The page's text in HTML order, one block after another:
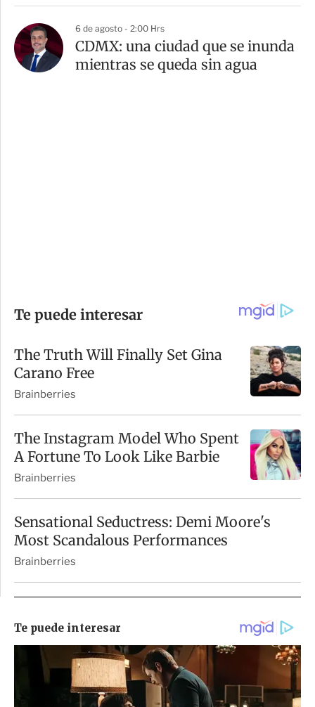
6 de agosto - 2:00 Hrs
CDMX: una ciudad que se inunda
mientras se queda sin agua